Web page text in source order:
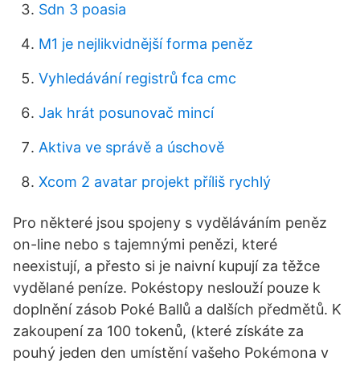
Sdn 3 poasia
M1 je nejlikvidnější forma peněz
Vyhledávání registrů fca cmc
Jak hrát posunovač mincí
Aktiva ve správě a úschově
Xcom 2 avatar projekt příliš rychlý
Pro některé jsou spojeny s vyděláváním peněz
on-line nebo s tajemnými penězi, které
neexistují, a přesto si je naivní kupují za těžce
vydělané peníze. Pokéstopy neslouží pouze k
doplnění zásob Poké Ballů a dalších předmětů. K
zakoupení za 100 tokenů, (které získáte za
pouhý jeden den umístění vašeho Pokémona v